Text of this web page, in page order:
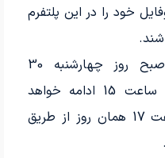
20 اردیبهشت 1405 پروفایل خود را در این پلتفرم
ثبت سفارش از ساعت 8 صبح روز چهارشنبه 30
اردیبهشت‌ماه 1405 آغاز و تا ساعت 15 ادامه خواهد
داشت. نتایج قرعه‌کشی تا ساعت 17 همان روز از طریق